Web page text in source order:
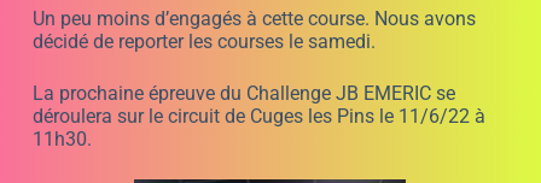
Comme nous l’avions prévu sur ce circuit la difficulté
est de doubler. C’est pour cette raison que nous avons
décidé de faire un classement sur une moyenne de 5
tours en faisant partir les pilotes en décalés. Malgré
cette anticipation un petit a été déçu mais il a compris
que le résultats se joue aussi au mental. Par le jeu du
tirage au sort à chaque manche des kartings il peut y